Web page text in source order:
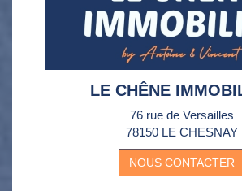
LE CHÊNE
76 rue de Versailles
78150 LE CHESNAY
NOUS CONTACTER